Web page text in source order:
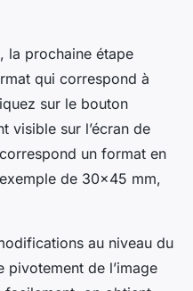
la prochaine étape
qui correspond à
sur le bouton
visible sur l’écran de
un format en
de 30×45 mm,
au niveau du
pivotement de l’image